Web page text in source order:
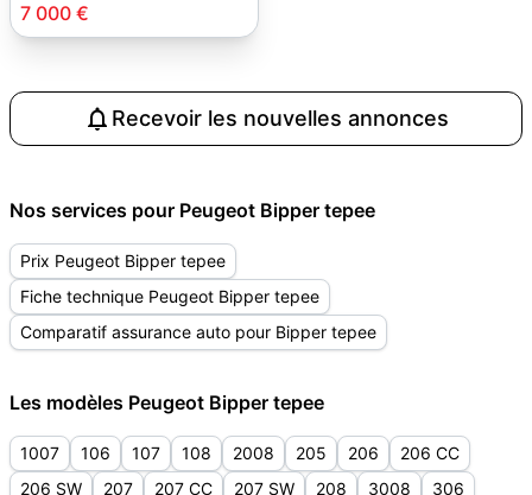
7 000 €
Recevoir les nouvelles annonces
Nos services pour Peugeot Bipper tepee
Prix Peugeot Bipper tepee
Fiche technique Peugeot Bipper tepee
Comparatif assurance auto pour Bipper tepee
Les modèles Peugeot Bipper tepee
1007 106 107 108 2008 205 206
206 CC
206 SW
207 207 CC 207 SW 208 3008
306